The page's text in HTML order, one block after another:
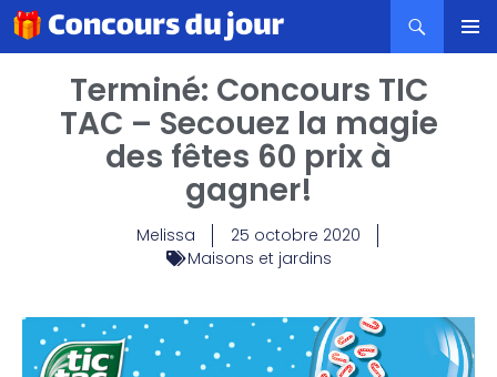
Terminé: Concours TIC
TAC – Secouez la magie
des fêtes 60 prix à
gagner!
Melissa
25 octobre 2020
Maisons et jardins